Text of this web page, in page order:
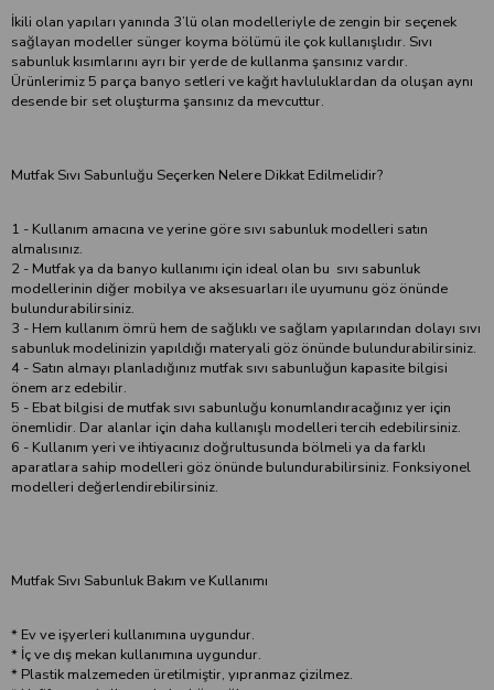
İkili olan yapıları yanında 3’lü olan modelleriyle de zengin bir seçenek
sağlayan modeller sünger koyma bölümü ile çok kullanışlıdır. Sıvı
sabunluk kısımlarını ayrı bir yerde de kullanma şansınız vardır.
Ürünlerimiz 5 parça banyo setleri ve kağıt havluluklardan da oluşan aynı
desende bir set oluşturma şansınız da mevcuttur.
Mutfak Sıvı Sabunluğu Seçerken Nelere Dikkat Edilmelidir?
1 - Kullanım amacına ve yerine göre sıvı sabunluk modelleri satın
almalısınız.
2 - Mutfak ya da banyo kullanımı için ideal olan bu sıvı sabunluk
modellerinin diğer mobilya ve aksesuarları ile uyumunu göz önünde
bulundurabilirsiniz.
3 - Hem kullanım ömrü hem de sağlıklı ve sağlam yapılarından dolayı sıvı
sabunluk modelinizin yapıldığı materyali göz önünde bulundurabilirsiniz.
4 - Satın almayı planladığınız mutfak sıvı sabunluğun kapasite bilgisi
önem arz edebilir.
5 - Ebat bilgisi de mutfak sıvı sabunluğu konumlandıracağınız yer için
önemlidir. Dar alanlar için daha kullanışlı modelleri tercih edebilirsiniz.
6 - Kullanım yeri ve ihtiyacınız doğrultusunda bölmeli ya da farklı
aparatlara sahip modelleri göz önünde bulundurabilirsiniz. Fonksiyonel
modelleri değerlendirebilirsiniz.
Mutfak Sıvı Sabunluk Bakım ve Kullanımı
* Ev ve işyerleri kullanımına uygundur.
* İç ve dış mekan kullanımına uygundur.
* Plastik malzemeden üretilmiştir, yıpranmaz çizilmez.